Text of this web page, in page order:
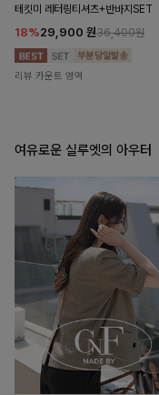
테킷미 레터링티셔츠+반바지SET
18%29,900 원36,400원
리뷰 카운트 영역
여유로운 실루엣의 아우터